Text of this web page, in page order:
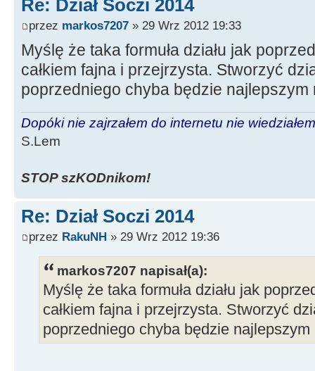
Re: Dział Soczi 2014
przez markos7207 » 29 Wrz 2012 19:33
Myślę że taka formuła działu jak
całkiem fajna i przejrzysta. Stworzyć
poprzedniego chyba będzie
Dopóki nie zajrzałem do internetu nie
S.Lem
STOP szKODnikom!
Re: Dział Soczi 2014
przez RakuNH » 29 Wrz 2012 19:36
markos7207 napisał(a):
Myślę że taka formuła działu jak
całkiem fajna i przejrzysta. Stworzyć
poprzedniego chyba będzie